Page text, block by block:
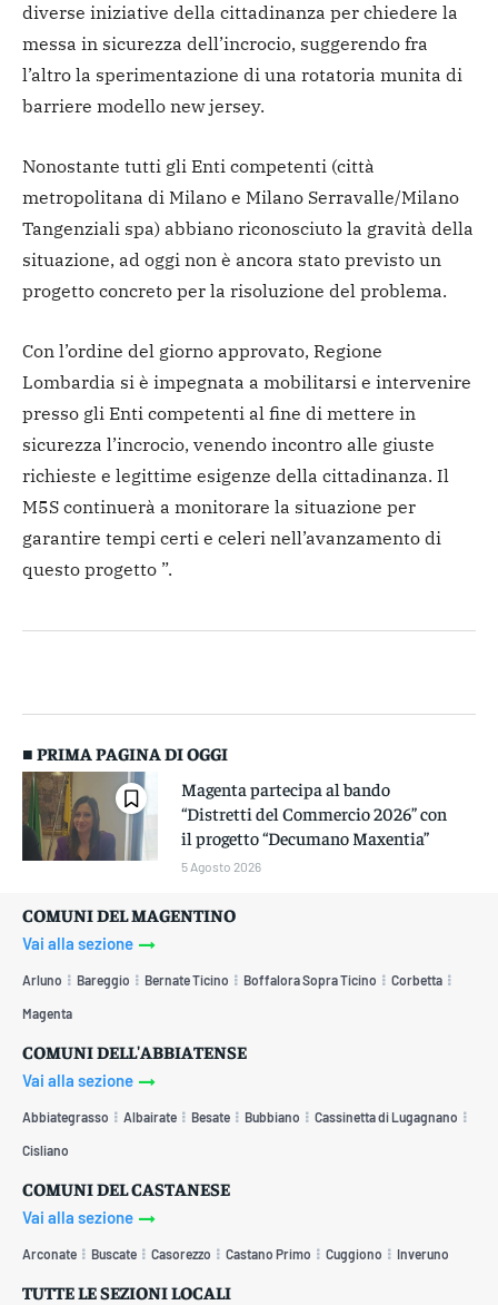
diverse iniziative della cittadinanza per chiedere la
messa in sicurezza dell’incrocio, suggerendo fra
l’altro la sperimentazione di una rotatoria munita di
barriere modello new jersey.
Nonostante tutti gli Enti competenti (città
metropolitana di Milano e Milano Serravalle/Milano
Tangenziali spa) abbiano riconosciuto la gravità della
situazione, ad oggi non è ancora stato previsto un
progetto concreto per la risoluzione del problema.
Con l’ordine del giorno approvato, Regione
Lombardia si è impegnata a mobilitarsi e intervenire
presso gli Enti competenti al fine di mettere in
sicurezza l’incrocio, venendo incontro alle giuste
richieste e legittime esigenze della cittadinanza. Il
M5S continuerà a monitorare la situazione per
garantire tempi certi e celeri nell’avanzamento di
questo progetto ”.
■ PRIMA PAGINA DI OGGI
Magenta partecipa al bando
“Distretti del Commercio 2026” con
il progetto “Decumano Maxentia”
5 Agosto 2026
COMUNI DEL MAGENTINO
Vai alla sezione
Arluno Bareggio Bernate Ticino Boffalora Sopra Ticino Corbetta
Magenta
COMUNI DELL'ABBIATENSE
Vai alla sezione
Abbiategrasso Albairate Besate Bubbiano Cassinetta di Lugagnano
Cisliano
COMUNI DEL CASTANESE
Vai alla sezione
Arconate Buscate Casorezzo Castano Primo Cuggiono Inveruno
TUTTE LE SEZIONI LOCALI